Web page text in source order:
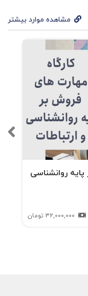
مشاهده موارد بیشتر
روانشناسی
32,000,000 تومان